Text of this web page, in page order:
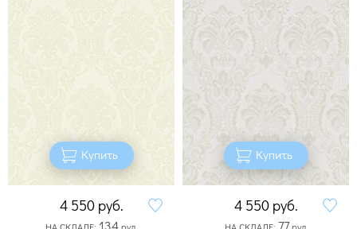
Купить
4 550 руб.
134
Купить
4 550 руб.
77